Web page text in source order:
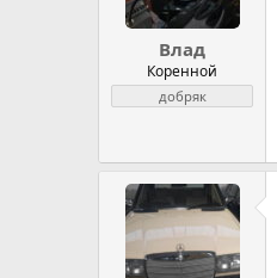
Влад
Коренной
добряк